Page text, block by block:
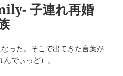
子連れ再婚
った。そこで出てきた言葉が
んでぃっど）。